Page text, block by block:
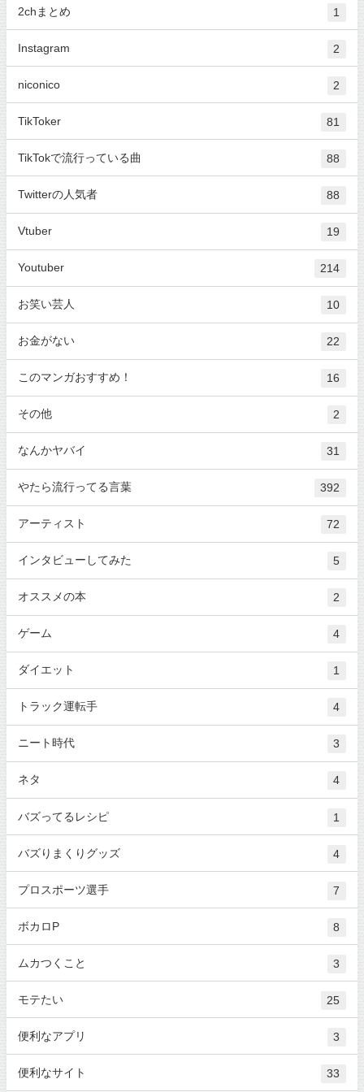
2chまとめ 1
Instagram 2
niconico 2
TikToker 81
TikTokで流行っている曲 88
Twitterの人気者 88
Vtuber 19
Youtuber 214
お笑い芸人 10
お金がない 22
このマンガおすすめ！ 16
その他 2
なんかヤバイ 31
やたら流行ってる言葉 392
アーティスト 72
インタビューしてみた 5
オススメの本 2
ゲーム 4
ダイエット 1
トラック運転手 4
ニート時代 3
ネタ 4
バズってるレシピ 1
バズりまくりグッズ 4
プロスポーツ選手 7
ボカロP 8
ムカつくこと 3
モテたい 25
便利なアプリ 3
便利なサイト 33